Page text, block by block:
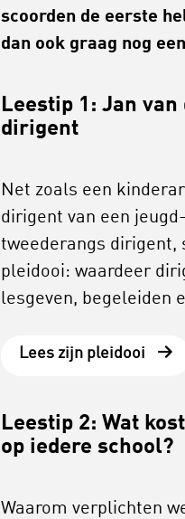
scoorden de eerste
dan ook graag nog
Leestip 1: Jan
dirigent
Net zoals een
dirigent van een
tweederangs dirigent,
pleidooi: waardeer
lesgeven, begeleiden
Lees zijn pleidooi
Leestip 2: Wat
op iedere school?
Waarom verplichten